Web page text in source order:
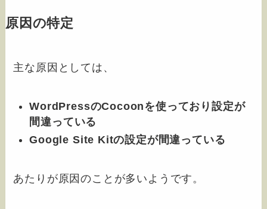
原因の特定
主な原因としては、
WordPressのCocoonを使っており設定が
間違っている
Google Site Kitの設定が間違っている
あたりが原因のことが多いようです。